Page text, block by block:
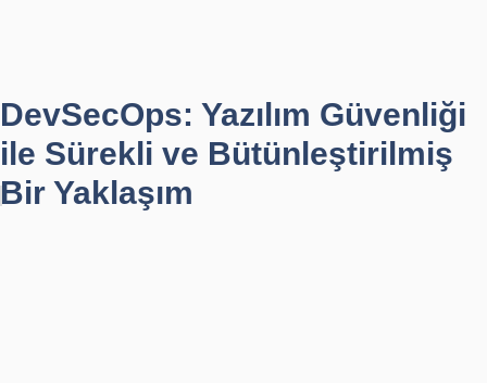
DevSecOps: Yazılım Güvenliği
ile Sürekli ve Bütünleştirilmiş
Bir Yaklaşım